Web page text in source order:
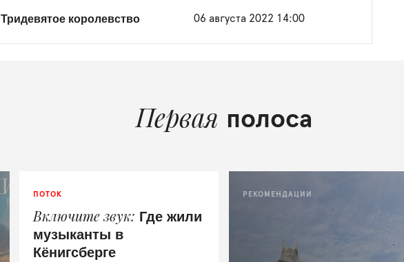
Тридевятое королевство 06 августа 2022 14:00
Первая полоса
ПОТОК
Включите звук Где жили
музыканты в
Кёнигсберге
РЕКОМЕНДАЦИИ